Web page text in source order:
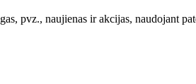
pvz., naujienas ir akcijas, naudojant